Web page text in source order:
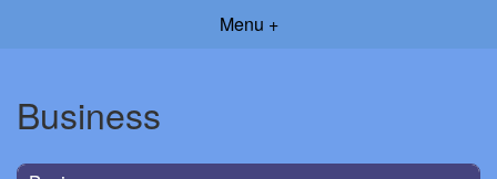
Menu +
Business